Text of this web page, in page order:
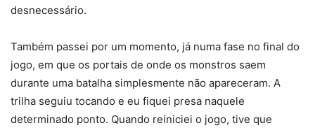
desnecessário.
Também passei por um momento, já numa fase no final do
jogo, em que os portais de onde os monstros saem
durante uma batalha simplesmente não apareceram. A
trilha seguiu tocando e eu fiquei presa naquele
determinado ponto. Quando reiniciei o jogo, tive que